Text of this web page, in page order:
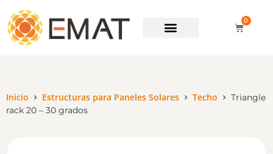
0
Inicio Estructuras para Paneles Solares Techo
Triangle
rack 20 – 30 grados